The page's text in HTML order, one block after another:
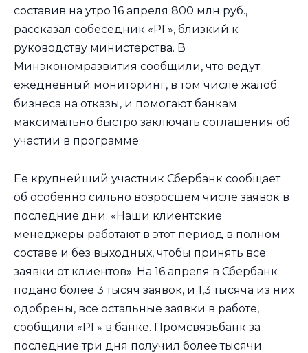
составив на утро 16 апреля 800 млн руб.,
рассказал собеседник «РГ», близкий к
руководству министерства. В
Минэкономразвития сообщили, что ведут
ежедневный мониторинг, в том числе жалоб
бизнеса на отказы, и помогают банкам
максимально быстро заключать соглашения об
участии в программе.
Ее крупнейший участник Сбербанк сообщает
об особенно сильно возросшем числе заявок в
последние дни: «Наши клиентские
менеджеры работают в этот период в полном
составе и без выходных, чтобы принять все
заявки от клиентов». На 16 апреля в Сбербанк
подано более 3 тысяч заявок, и 1,3 тысяча из них
одобрены, все остальные заявки в работе,
сообщили «РГ» в банке. Промсвязьбанк за
последние три дня получил более тысячи